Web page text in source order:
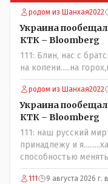
родом из Шанхая2022
Украина
КТК – Bloomberg
111: Блин, нас с
на колени.....на
родом из Шанхая2022
Украина
КТК – Bloomberg
111: наш русский
принадлежу и
способностью
111 9 августа 2026 г.